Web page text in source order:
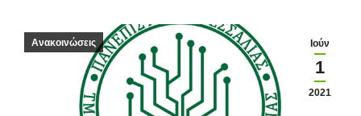
Ιούν
1
2021
Ανακοινώσεις